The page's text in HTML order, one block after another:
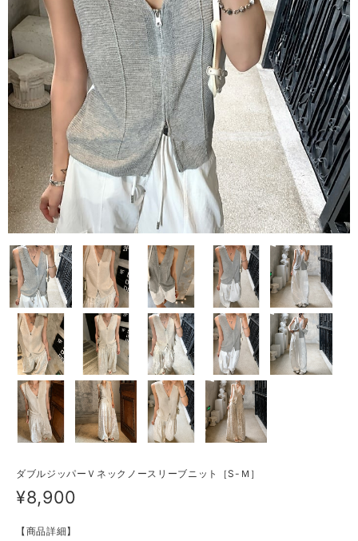
ダブルジッパーＶネックノースリーブニット［S-Ｍ］
¥8,900
【商品詳細】